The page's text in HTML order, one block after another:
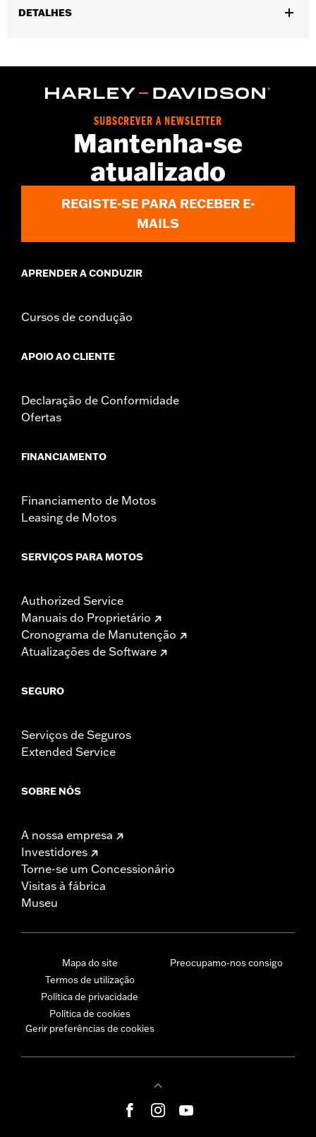
DETALHES
Functional Features:Welt Construction
www.h-d.com/warrantyfor full details
Dimension Description:
Shaft height: 8" / Heel height: 1"
SUBSCREVER A NEWSLETTER
Mantenha-se
atualizado
REGISTE-SE PARA RECEBER E-
MAILS
APRENDER A CONDUZIR
Cursos de condução
APOIO AO CLIENTE
Declaração de Conformidade
Ofertas
FINANCIAMENTO
Financiamento de Motos
Leasing de Motos
SERVIÇOS PARA MOTOS
Authorized Service
Manuais do Proprietário
Cronograma de Manutenção
Atualizações de Software
SEGURO
Serviços de Seguros
Extended Service
SOBRE NÓS
A nossa empresa
Investidores
Torne-se um Concessionário
Visitas à fábrica
Museu
Mapa do site
Termos de utilização
Política de privacidade
Política de cookies
Gerir preferências de cookies
Preocupamo-nos consigo